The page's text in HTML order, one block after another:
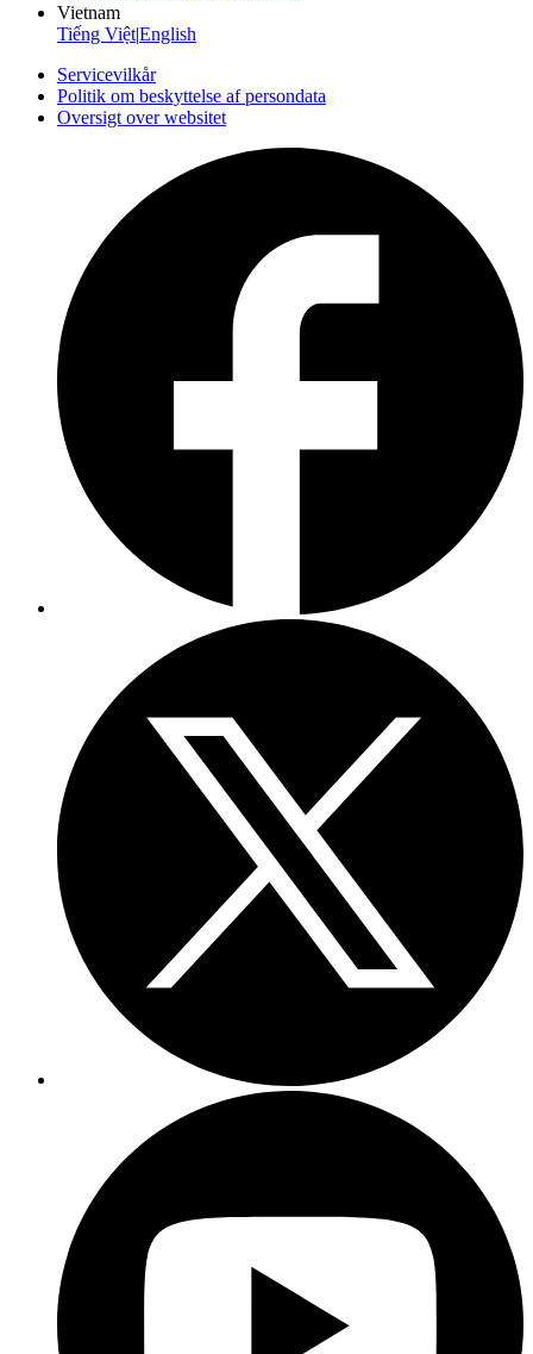
Vietnam
Tiếng Việt|English
Servicevilkår
Politik om beskyttelse af persondata
Oversigt over websitet